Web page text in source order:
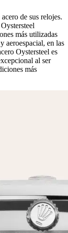
de sus relojes.
más utilizadas
aeroespacial, en las
Oystersteel es
al ser
más